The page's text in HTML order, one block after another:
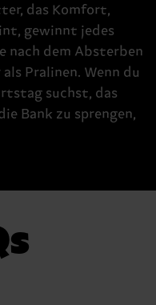
das Komfort,
gewinnt jedes
nach dem Absterben
Pralinen. Wenn du
suchst, das
Bank zu sprengen,